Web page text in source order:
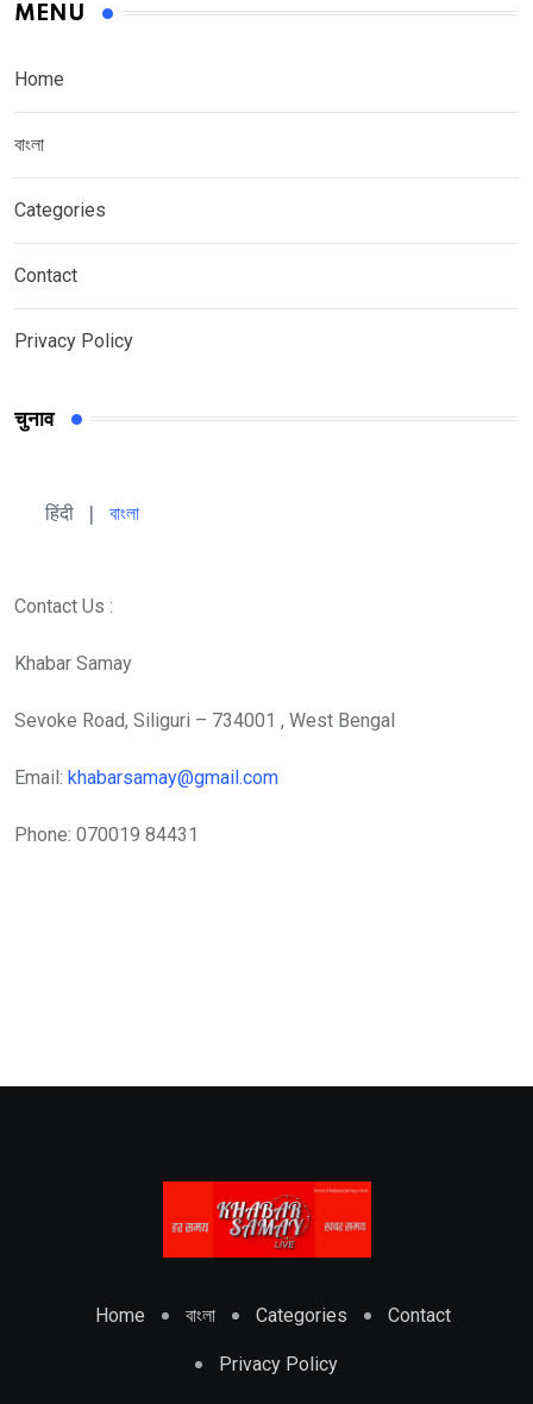
MENU
Home
বাংলা
Categories
Contact
Privacy Policy
चुनाव
हिंदी বাংলা
Contact Us :
Khabar Samay
Sevoke Road, Siliguri – 734001 , West Bengal
Email: khabarsamay@gmail.com
Phone: 070019 84431
Home বাংলা Categories Contact
Privacy Policy